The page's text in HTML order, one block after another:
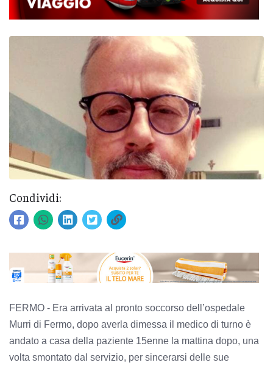
Condividi:
FERMO - Era arrivata al pronto soccorso dell’ospedale
Murri di Fermo, dopo averla dimessa il medico di turno è
andato a casa della paziente 15enne la mattina dopo, una
volta smontato dal servizio, per sincerarsi delle sue